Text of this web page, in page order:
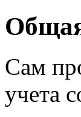
Сам
учета